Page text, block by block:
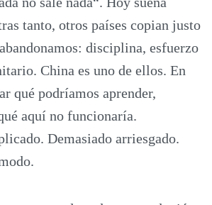
tanto, otros países copian justo
disciplina, esfuerzo
China es uno de ellos. En
qué podríamos aprender,
aquí no funcionaría.
Demasiado arriesgado.